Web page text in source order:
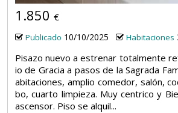
1.850 €
Publicado 10/10/2025 Habitaciones
Pisazo nuevo a estrenar totalmente
io de Gracia a pasos de la Sagrada
abitaciones, amplio comedor, salón,
bo, cuarto limpieza. Muy centrico y
ascensor. Piso se alquil...